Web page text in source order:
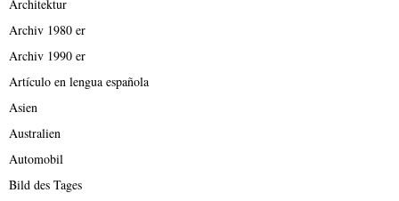
Architektur
Archiv 1980 er
Archiv 1990 er
Artículo en lengua española
Asien
Australien
Automobil
Bild des Tages